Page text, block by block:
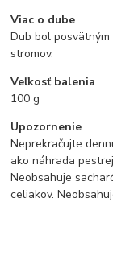
Viac o dube
Dub bol
stromov.
Veľkosť balenia
100 g
Upozornenie
Neprekračujte
ako náhrada
Neobsahuje
celiakov.